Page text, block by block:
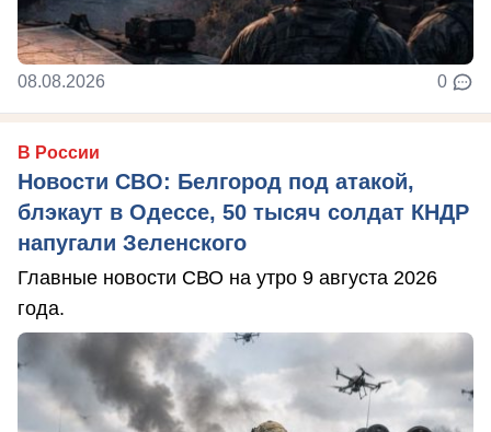
08.08.2026 0
В России
Новости СВО: Белгород под атакой,
блэкаут в Одессе, 50 тысяч солдат КНДР
напугали Зеленского
Главные новости СВО на утро 9 августа 2026
года.